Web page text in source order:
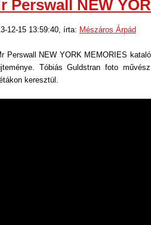
Perswall NEW
12-15 13:59:40, írta: Mészáros Árpád
Perswall NEW YORK MEMORIES
Tóbiás Guldstran foto
keresztül.